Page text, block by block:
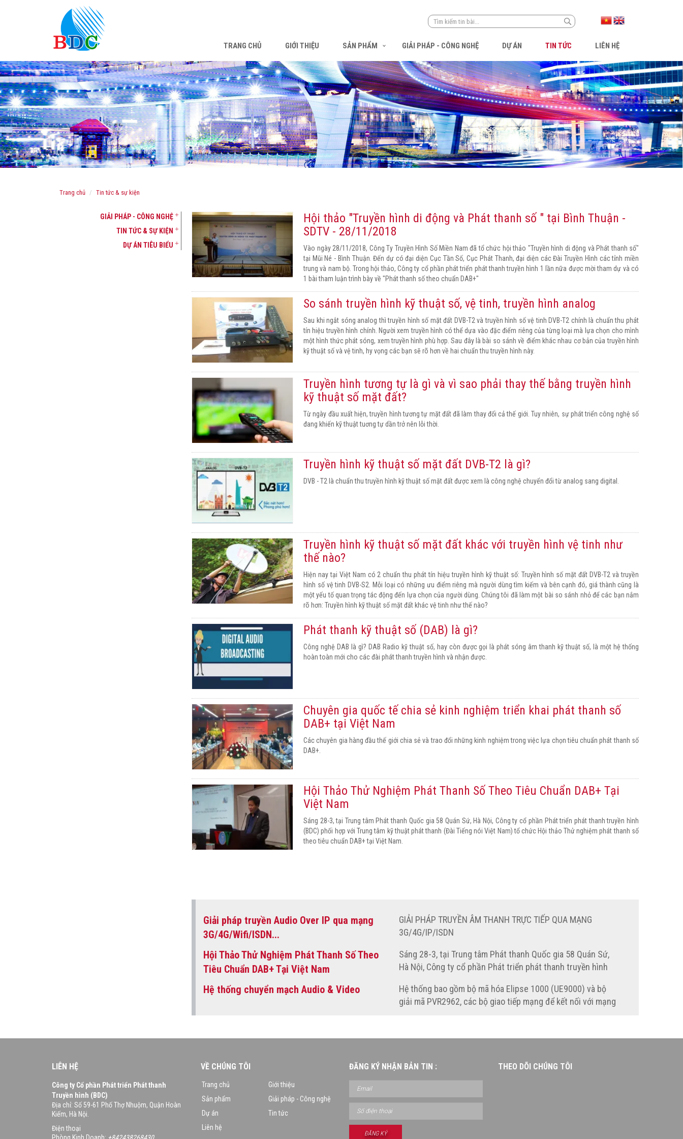
TRANG CHỦ GIỚI THIỆU SẢN PHẨM GIẢI PHÁP - CÔNG NGHỆ DỰ ÁN TIN TỨC LIÊN HỆ
trang chủ tin tức & sự kiện
GIẢI PHÁP - CÔNG NGHỆ
TIN TỨC & SỰ KIỆN
DỰ ÁN TIÊU BIỂU
Hội thảo "Truyền hình di động và Phát thanh số " tại Bình Thuận -
SDTV - 28/11/2018
Vào ngày 28/11/2018, Công Ty Truyền Hình Số Miền Nam đã tổ chức hội thảo "Truyền hình di động và Phát thanh số"
tại Mũi Né - Bình Thuận. Đến dự có đại diện Cục Tần Số, Cục Phát Thanh, đại diện các Đài Truyền Hình các tỉnh miền
trung và nam bộ. Trong hội thảo, Công ty cổ phần phát triển phát thanh truyền hình 1 lần nữa được mời tham dự và có
1 bài tham luận trình bày về "Phát thanh số theo chuẩn DAB+"
So sánh truyền hình kỹ thuật số, vệ tinh, truyền hình analog
Sau khi ngắt sóng analog thì truyền hình số mặt đất DVB-T2 và truyền hình số vệ tinh DVB-T2 chính là chuẩn thu phát
tín hiệu truyền hình chính. Người xem truyền hình có thể dựa vào đặc điểm riêng của từng loại mà lựa chọn cho mình
một hình thức phát sóng, xem truyền hình phù hợp. Sau đây là bài so sánh về điểm khác nhau cơ bản của truyền hình
kỹ thuật số và vệ tinh, hy vọng các bạn sẽ rõ hơn về hai chuẩn thu truyền hình này.
Truyền hình tương tự là gì và vì sao phải thay thế bằng truyền hình
kỹ thuật số mặt đất?
Từ ngày đầu xuất hiện, truyền hình tương tự mặt đất đã làm thay đổi cả thế giới. Tuy nhiên, sự phát triển công nghệ số
đang khiến kỹ thuật tuơng tự dần trở nên lỗi thời.
Truyền hình kỹ thuật số mặt đất DVB-T2 là gì?
DVB - T2 là chuẩn thu truyền hình kỹ thuật số mặt đất được xem là công nghệ chuyển đổi từ analog sang digital.
Truyền hình kỹ thuật số mặt đất khác với truyền hình vệ tinh như
thế nào?
Hiện nay tại Việt Nam có 2 chuẩn thu phát tín hiệu truyền hình kỹ thuật số: Truyền hình số mặt đất DVB-T2 và truyền
hình số vệ tinh DVB-S2. Mỗi loại có những ưu điểm riêng mà người dùng tìm kiếm và bên cạnh đó, giá thành cũng là
một yếu tố quan trọng tác động đến lựa chọn của người dùng. Chúng tôi đã làm một bài so sánh nhỏ để các bạn nắm
rõ hơn: Truyền hình kỹ thuật số mặt đất khác vệ tinh như thế nào?
Phát thanh kỹ thuật số (DAB) là gì?
Công nghệ DAB là gì? DAB Radio kỹ thuật số, hay còn được gọi là phát sóng âm thanh kỹ thuật số, là một hệ thống
hoàn toàn mới cho các đài phát thanh truyền hình và nhận được.
Chuyên gia quốc tế chia sẻ kinh nghiệm triển khai phát thanh số
DAB+ tại Việt Nam
Các chuyên gia hàng đầu thế giới chia sẻ và trao đổi những kinh nghiệm trong việc lựa chọn tiêu chuẩn phát thanh số
DAB+.
Hội Thảo Thử Nghiệm Phát Thanh Số Theo Tiêu Chuẩn DAB+ Tại
Việt Nam
Sáng 28-3, tại Trung tâm Phát thanh Quốc gia 58 Quán Sứ, Hà Nội, Công ty cổ phần Phát triển phát thanh truyền hình
(BDC) phối hợp với Trung tâm kỹ thuật phát thanh (Đài Tiếng nói Việt Nam) tổ chức Hội thảo Thử nghiệm phát thanh số
theo tiêu chuẩn DAB+ tại Việt Nam.
Giải pháp truyền Audio Over IP qua mạng
3G/4G/Wifi/ISDN...
GIẢI PHÁP TRUYỀN ÂM THANH TRỰC TIẾP QUA MẠNG
3G/4G/IP/ISDN
Hội Thảo Thử Nghiệm Phát Thanh Số Theo
Tiêu Chuẩn DAB+ Tại Việt Nam
Sáng 28-3, tại Trung tâm Phát thanh Quốc gia 58 Quán Sứ,
Hà Nội, Công ty cổ phần Phát triển phát thanh truyền hình
nói Việt Nam) tổ chức Hội thảo Thử nghiệm phát thanh số
theo tiêu chuẩn DAB+ tại Việt Nam.
Hệ thống chuyển mạch Audio & Video
Hệ thống bao gồm bộ mã hóa Elipse 1000 (UE9000) và bộ
giải mã PVR2962, các bộ giao tiếp mạng để kết nối với mạng
và chuyển thành các dòng tín hiệu số sau đấy được đóng
dạng Audio, Video.
LIÊN HỆ
Công ty Cổ phần Phát triển Phát thanh
Truyền hình (BDC)
Địa chỉ: Số 59-61 Phố Thợ Nhuộm, Quận Hoàn
Kiếm, Hà Nội.
Điện thoại
VỀ CHÚNG TÔI
Trang chủ
Giới thiệu
Sản phẩm
Giải pháp - Công nghệ
Dự án
Tin tức
Liên hệ
ĐĂNG KÝ NHẬN BẢN TIN : THEO DÕI CHÚNG TÔI